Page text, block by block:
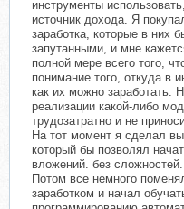
инструменты
источник дохода. Я
заработка, которые в них
запутанными, и мне
полной мере всего того,
понимание того, откуда в
как их можно заработать.
реализации какой-либо
трудозатратно и не
На тот момент я сделал
который бы позволял
вложений. без
Потом все немного
заработком и начал